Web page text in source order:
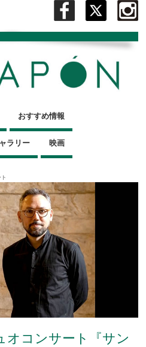
おすすめ情報
ラリー 映画
オコンサート『サン